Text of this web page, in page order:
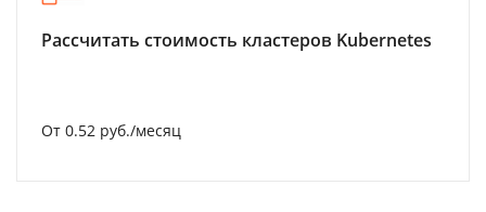
Рассчитать стоимость кластеров Kubernetes
От 0.52 руб./месяц